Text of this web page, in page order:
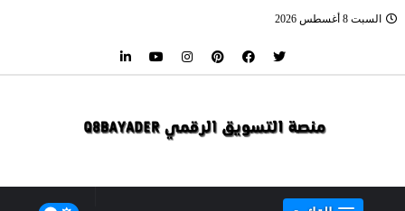
السبت 8 أغسطس 2026